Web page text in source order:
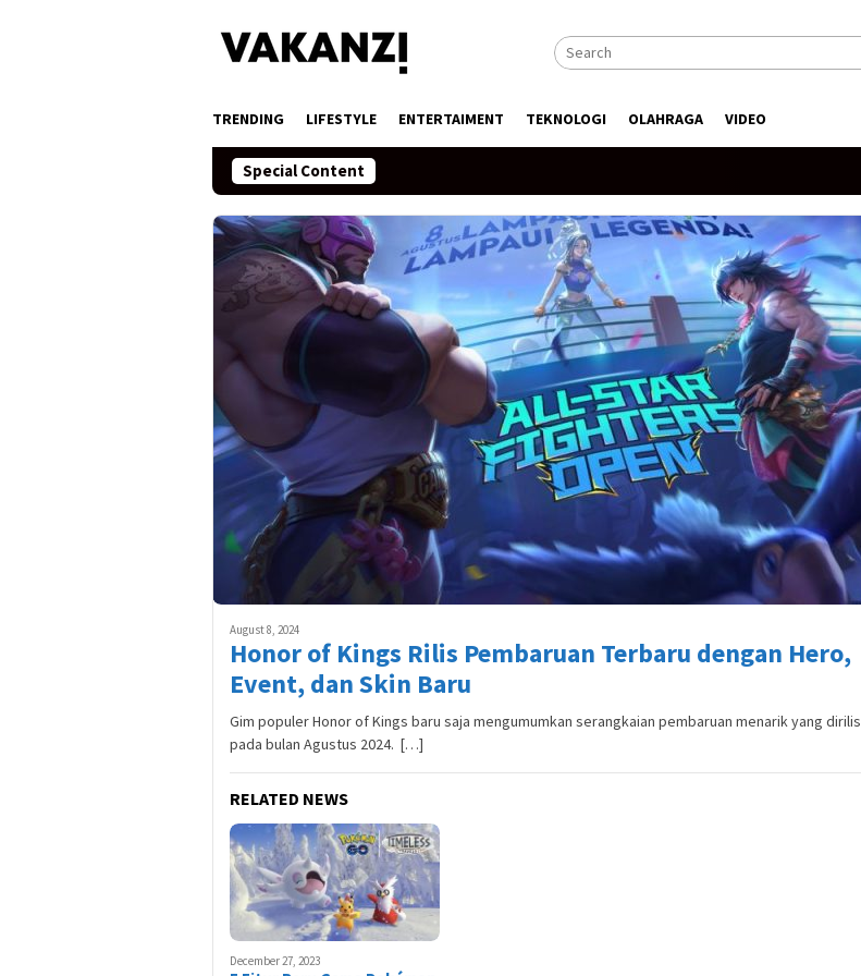
TRENDING LIFESTYLE ENTERTAIMENT TEKNOLOGI OLAHRAGA VIDEO
Special Content
August 8, 2024
Honor of Kings Rilis Pembaruan Terbaru dengan Hero,
Event, dan Skin Baru
Gim populer Honor of Kings baru saja mengumumkan serangkaian pembaruan menarik yang dirilis
pada bulan Agustus 2024. […]
RELATED NEWS
December 27, 2023